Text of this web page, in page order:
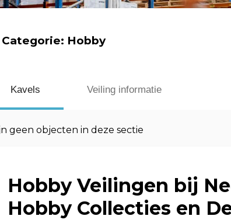
Categorie: Hobby
Kavels Veiling informatie
geen objecten in deze sectie
Hobby Veilingen bij
Hobby Collecties en